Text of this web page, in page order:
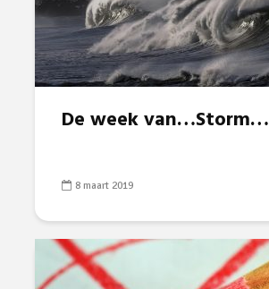
De week van…Storm…
8 maart 2019